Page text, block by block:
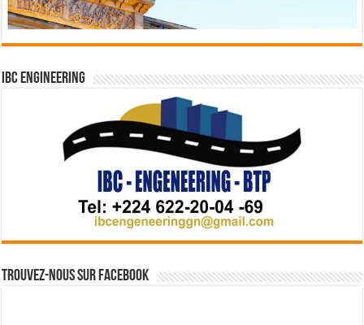
IBC Engineering
Trouvez-nous sur Facebook